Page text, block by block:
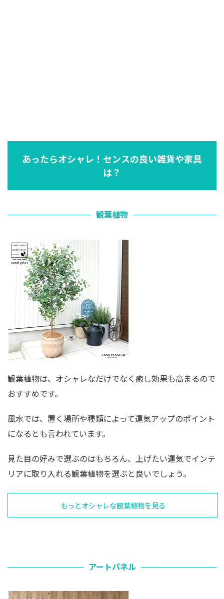
あったらオシャレ！センスの良い雑貨や家具
は？
観葉植物
観葉植物は、オシャレなだけでなく癒し効果も高まるので
おすすめです。
風水では、置く場所や種類によって運気アップのポイント
になるとも言われています。
見た目の好みで選ぶのはもちろん、上げたい運気でインテ
リアに取り入れる観葉植物を選ぶと良いでしょう。
もっとオシャレな観葉植物を見る
アートパネル